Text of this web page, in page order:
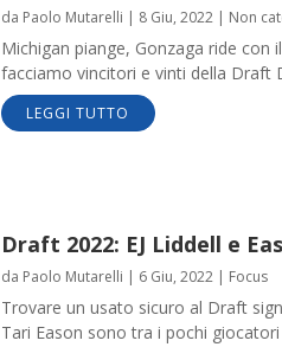
da Paolo Mutarelli | 8 Giu, 2022| Non
Michigan piange, Gonzaga ride
facciamo vincitori e vinti della Draft
LEGGI TUTTO
Draft 2022: EJ Liddell e
da Paolo Mutarelli | 6 Giu, 2022| Focus
Trovare un usato sicuro al Draft
Tari Eason sono tra i pochi